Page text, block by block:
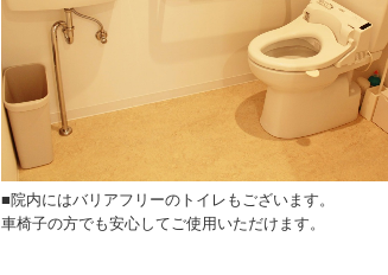
■院内にはバリアフリーのトイレもございます。
車椅子の方でも安心してご使用いただけます。